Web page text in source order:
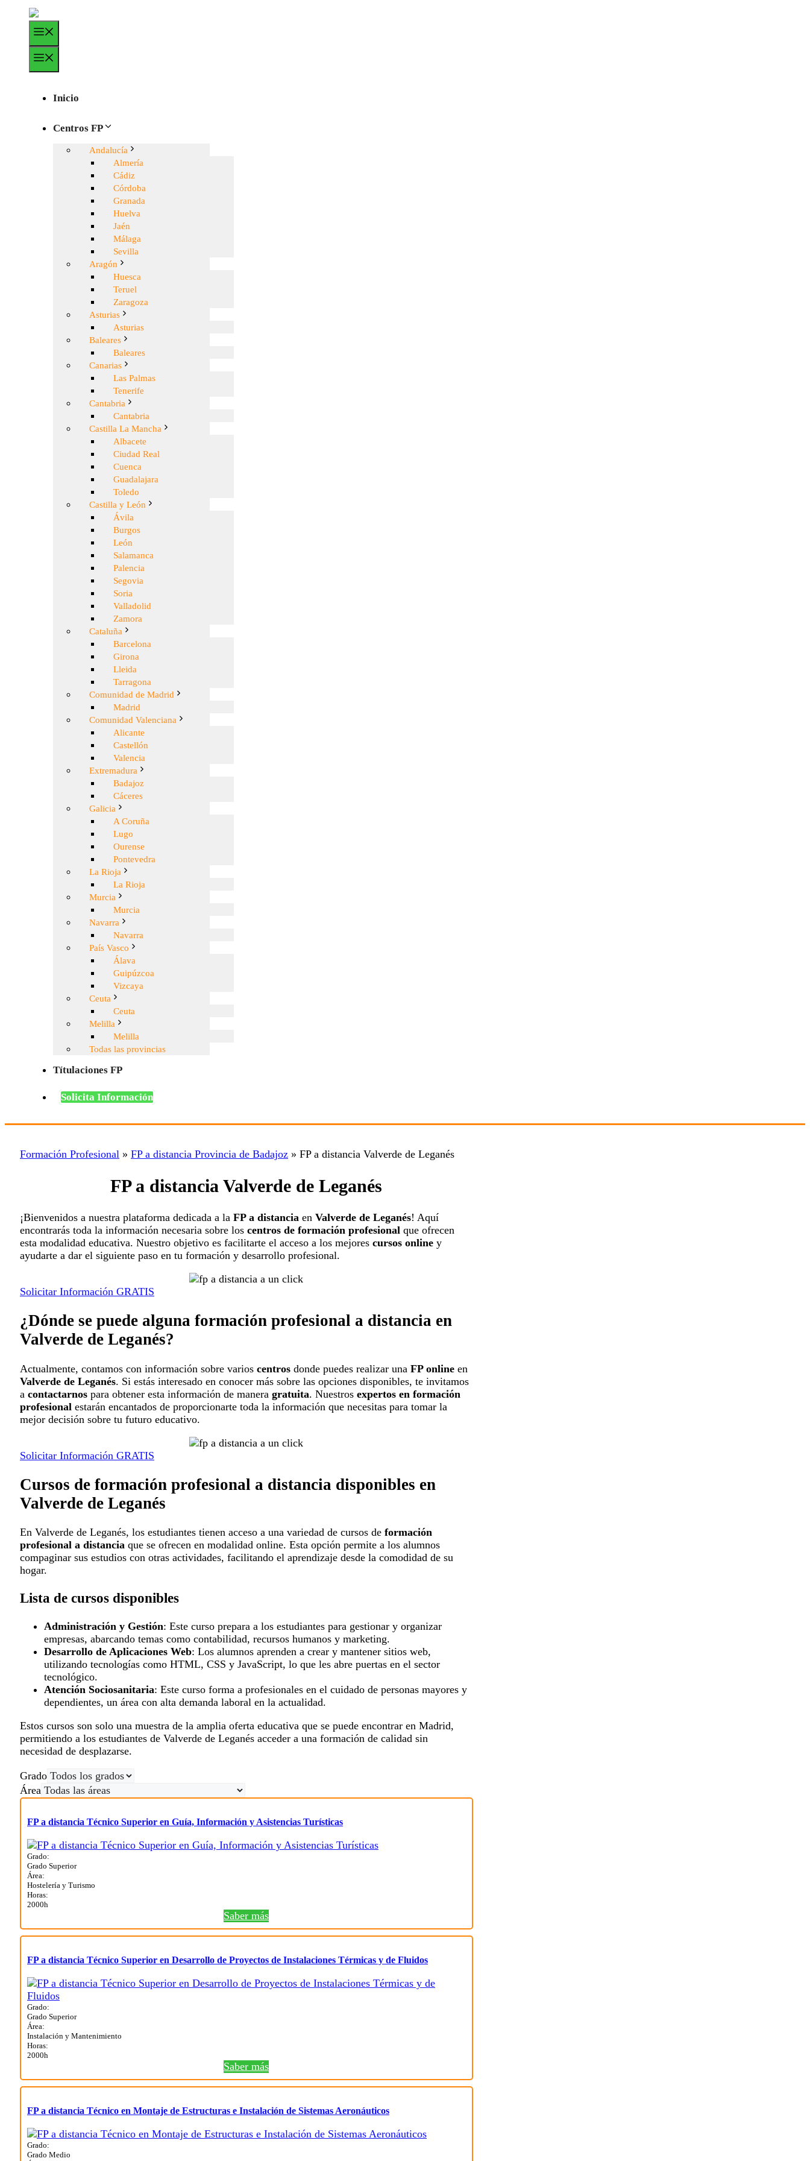
Saltar
contenido
Inicio
Centros FP
Andalucía
Almería
Cádiz
Córdoba
Granada
Huelva
Jaén
Málaga
Sevilla
Aragón
Huesca
Teruel
Zaragoza
Asturias
Asturias
Baleares
Baleares
Canarias
Las Palmas
Tenerife
Cantabria
Cantabria
Castilla La Mancha
Albacete
Ciudad Real
Cuenca
Guadalajara
Toledo
Castilla y León
Ávila
Burgos
León
Salamanca
Palencia
Segovia
Soria
Valladolid
Zamora
Cataluña
Barcelona
Girona
Lleida
Tarragona
Comunidad de Madrid
Madrid
Comunidad Valenciana
Alicante
Castellón
Valencia
Extremadura
Badajoz
Cáceres
Galicia
A Coruña
Lugo
Ourense
Pontevedra
La Rioja
La Rioja
Murcia
Murcia
Navarra
Navarra
País Vasco
Álava
Guipúzcoa
Vizcaya
Ceuta
Ceuta
Melilla
Melilla
Todas las provincias
Títulaciones FP
Solicita Información
Formación Profesional » FP a distancia Provincia de Badajoz » FP a distancia Valverde de Leganés
FP a distancia Valverde de Leganés
¡Bienvenidos a nuestra plataforma dedicada a la FP a distancia en Valverde de Leganés! Aquí
encontrarás toda la información necesaria sobre los centros de formación profesional que ofrecen
esta modalidad educativa. Nuestro objetivo es facilitarte el acceso a los mejores cursos online y
ayudarte a dar el siguiente paso en tu formación y desarrollo profesional.
Solicitar Información GRATIS
¿Dónde se puede alguna formación profesional a distancia en
Valverde de Leganés?
Actualmente, contamos con información sobre varios centros donde puedes realizar una FP online en
Valverde de Leganés. Si estás interesado en conocer más sobre las opciones disponibles, te invitamos
a contactarnos para obtener esta información de manera gratuita. Nuestros expertos en formación
profesional estarán encantados de proporcionarte toda la información que necesitas para tomar la
mejor decisión sobre tu futuro educativo.
Solicitar Información GRATIS
Cursos de formación profesional a distancia disponibles en
Valverde de Leganés
En Valverde de Leganés, los estudiantes tienen acceso a una variedad de cursos de formación
profesional a distancia que se ofrecen en modalidad online. Esta opción permite a los alumnos
compaginar sus estudios con otras actividades, facilitando el aprendizaje desde la comodidad de su
hogar.
Lista de cursos disponibles
Administración y Gestión: Este curso prepara a los estudiantes para gestionar y organizar
empresas, abarcando temas como contabilidad, recursos humanos y marketing.
Desarrollo de Aplicaciones Web: Los alumnos aprenden a crear y mantener sitios web,
utilizando tecnologías como HTML, CSS y JavaScript, lo que les abre puertas en el sector
tecnológico.
Atención Sociosanitaria: Este curso forma a profesionales en el cuidado de personas mayores y
dependientes, un área con alta demanda laboral en la actualidad.
Estos cursos son solo una muestra de la amplia oferta educativa que se puede encontrar en Madrid,
permitiendo a los estudiantes de Valverde de Leganés acceder a una formación de calidad sin
necesidad de desplazarse.
Grado
Área
FP a distancia Técnico Superior en Guía, Información y Asistencias Turísticas
Grado:
Grado Superior
Área:
Hostelería y Turismo
Horas:
2000h
Saber más
FP a distancia Técnico Superior en Desarrollo de Proyectos de Instalaciones Térmicas y de Fluidos
Grado:
Grado Superior
Área:
Instalación y Mantenimiento
Horas:
2000h
Saber más
FP a distancia Técnico en Montaje de Estructuras e Instalación de Sistemas Aeronáuticos
Grado:
Grado Medio